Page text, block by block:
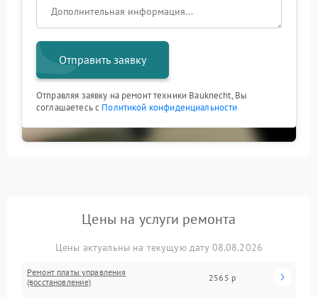
Отправить заявку
Отправляя заявку на ремонт техники Bauknecht, Вы
соглашаетесь с Политикой конфиденциальности
Цены на услуги ремонта
Цены актуальны на текущую дату 08.08.2026
Ремонт платы управления
(восстановление)
2565 р